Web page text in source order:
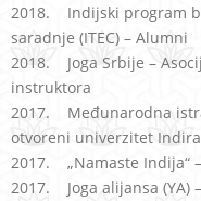
2018. Indijski program
saradnje (ITEC) – Alumni
2018. Joga Srbije –
instruktora
2017. Međunarodna
otvoreni univerzitet Indira
2017. „Namaste Indija“
2017. Joga alijansa (YA)